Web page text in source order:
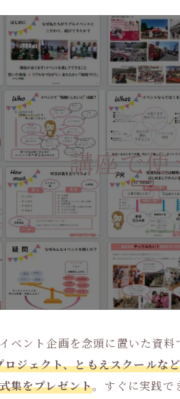
講座で使
ベント企画を念頭に置いた資料
ジェクト、ともえスクールな
集をプレゼント。すぐに実践で